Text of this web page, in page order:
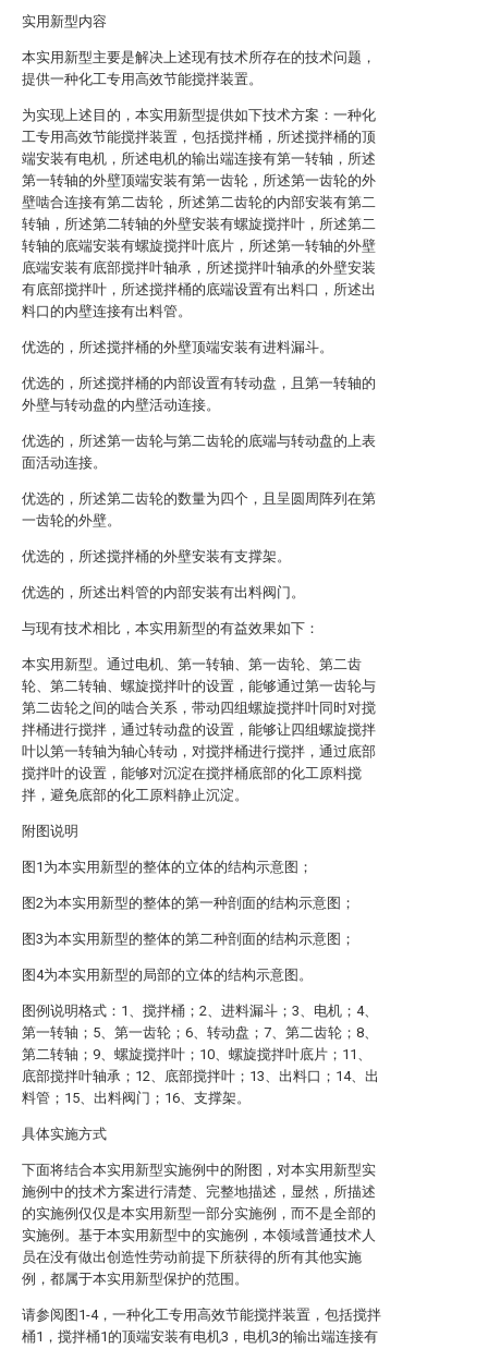
实用新型内容
本实用新型主要是解决上述现有技术所存在的技术问题，
提供一种化工专用高效节能搅拌装置。
为实现上述目的，本实用新型提供如下技术方案：一种化
工专用高效节能搅拌装置，包括搅拌桶，所述搅拌桶的顶
端安装有电机，所述电机的输出端连接有第一转轴，所述
第一转轴的外壁顶端安装有第一齿轮，所述第一齿轮的外
壁啮合连接有第二齿轮，所述第二齿轮的内部安装有第二
转轴，所述第二转轴的外壁安装有螺旋搅拌叶，所述第二
转轴的底端安装有螺旋搅拌叶底片，所述第一转轴的外壁
底端安装有底部搅拌叶轴承，所述搅拌叶轴承的外壁安装
有底部搅拌叶，所述搅拌桶的底端设置有出料口，所述出
料口的内壁连接有出料管。
优选的，所述搅拌桶的外壁顶端安装有进料漏斗。
优选的，所述搅拌桶的内部设置有转动盘，且第一转轴的
外壁与转动盘的内壁活动连接。
优选的，所述第一齿轮与第二齿轮的底端与转动盘的上表
面活动连接。
优选的，所述第二齿轮的数量为四个，且呈圆周阵列在第
一齿轮的外壁。
优选的，所述搅拌桶的外壁安装有支撑架。
优选的，所述出料管的内部安装有出料阀门。
与现有技术相比，本实用新型的有益效果如下：
本实用新型。通过电机、第一转轴、第一齿轮、第二齿
轮、第二转轴、螺旋搅拌叶的设置，能够通过第一齿轮与
第二齿轮之间的啮合关系，带动四组螺旋搅拌叶同时对搅
拌桶进行搅拌，通过转动盘的设置，能够让四组螺旋搅拌
叶以第一转轴为轴心转动，对搅拌桶进行搅拌，通过底部
搅拌叶的设置，能够对沉淀在搅拌桶底部的化工原料搅
拌，避免底部的化工原料静止沉淀。
附图说明
图1为本实用新型的整体的立体的结构示意图；
图2为本实用新型的整体的第一种剖面的结构示意图；
图3为本实用新型的整体的第二种剖面的结构示意图；
图4为本实用新型的局部的立体的结构示意图。
图例说明格式：1、搅拌桶；2、进料漏斗；3、电机；4、
第一转轴；5、第一齿轮；6、转动盘；7、第二齿轮；8、
第二转轴；9、螺旋搅拌叶；10、螺旋搅拌叶底片；11、
底部搅拌叶轴承；12、底部搅拌叶；13、出料口；14、出
料管；15、出料阀门；16、支撑架。
具体实施方式
下面将结合本实用新型实施例中的附图，对本实用新型实
施例中的技术方案进行清楚、完整地描述，显然，所描述
的实施例仅仅是本实用新型一部分实施例，而不是全部的
实施例。基于本实用新型中的实施例，本领域普通技术人
员在没有做出创造性劳动前提下所获得的所有其他实施
例，都属于本实用新型保护的范围。
请参阅图1-4，一种化工专用高效节能搅拌装置，包括搅拌
桶1，搅拌桶1的顶端安装有电机3，电机3的输出端连接有